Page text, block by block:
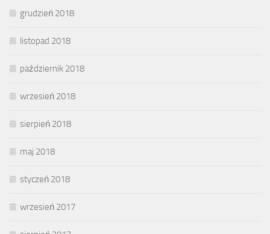
grudzień 2018
listopad 2018
październik 2018
wrzesień 2018
sierpień 2018
maj 2018
styczeń 2018
wrzesień 2017